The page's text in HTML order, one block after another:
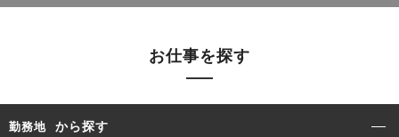
お仕事を探す
勤務地 から探す